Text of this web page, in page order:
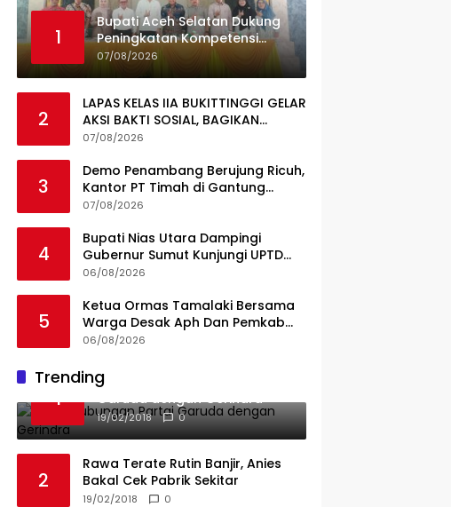
1
Bupati Aceh Selatan Dukung
Peningkatan Kompetensi
Guru, Pemkab Jajaki Kerja
Sama dengan Pascasarjana
07/08/2026
2
LAPAS KELAS IIA BUKITTINGGI GELAR
AKSI BAKTI SOSIAL, BAGIKAN
SEMBAKO KEPADA MASYARAKAT
07/08/2026
3
Demo Penambang Berujung Ricuh,
Kantor PT Timah di Gantung
Terbakar; Tuntutan Tata Niaga
07/08/2026
4
Bupati Nias Utara Dampingi
Gubernur Sumut Kunjungi UPTD
Puskesmas Lahewa
06/08/2026
5
Ketua Ormas Tamalaki Bersama
Warga Desak Aph Dan Pemkab
Konsel Tangkap Pelaku Angkut
PT KAP Melintas Jalan Umum
06/08/2026
Trending
1
Ini Dia Hubungan Partai
Garuda dengan Gerindra
19/02/2018 0
2
Rawa Terate Rutin Banjir, Anies
Bakal Cek Pabrik Sekitar
19/02/2018 0